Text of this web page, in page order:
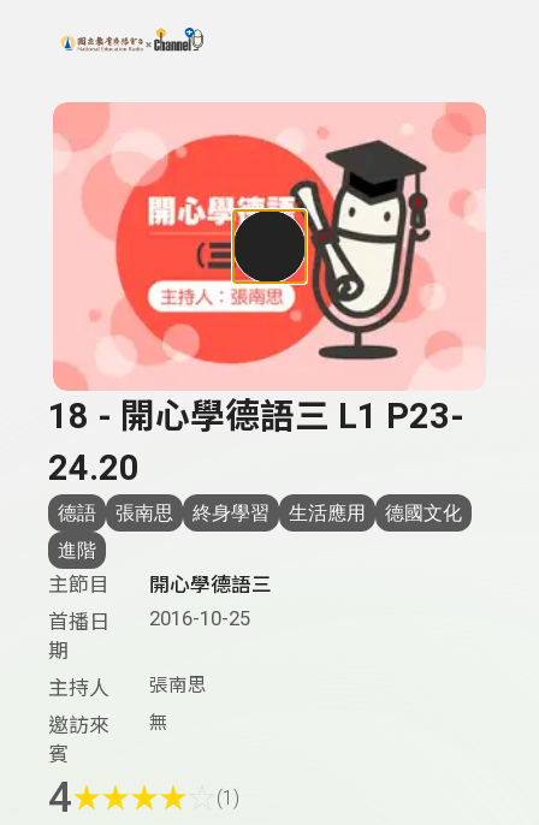
上方功能區塊
搜尋關鍵字：可輸入節目名稱、主持人或關鍵字
18 - 開心學德語三 L1 P23-
24.20
德語 張南思 終身學習 生活應用
德國文化
進階
主節目
開心學德語三
首播日
期
2016-10-25
主持人 張南思
邀訪來
賓
無
4★★★★ (1)